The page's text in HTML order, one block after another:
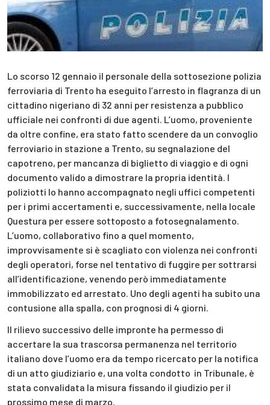
Lo scorso 12 gennaio il personale della sottosezione polizia
ferroviaria di Trento ha eseguito l’arresto in flagranza di un
cittadino nigeriano di 32 anni per resistenza a pubblico
ufficiale nei confronti di due agenti. L’uomo, proveniente
da oltre confine, era stato fatto scendere da un convoglio
ferroviario in stazione a Trento, su segnalazione del
capotreno, per mancanza di biglietto di viaggio e di ogni
documento valido a dimostrare la propria identità. I
poliziotti lo hanno accompagnato negli uffici competenti
per i primi accertamenti e, successivamente, nella locale
Questura per essere sottoposto a fotosegnalamento.
L’uomo, collaborativo fino a quel momento,
improvvisamente si è scagliato con violenza nei confronti
degli operatori, forse nel tentativo di fuggire per sottrarsi
all’identificazione, venendo però immediatamente
immobilizzato ed arrestato. Uno degli agenti ha subito una
contusione alla spalla, con prognosi di 4 giorni.
Il rilievo successivo delle impronte ha permesso di
accertare la sua trascorsa permanenza nel territorio
italiano dove l’uomo era da tempo ricercato per la notifica
di un atto giudiziario e, una volta condotto in Tribunale, è
stata convalidata la misura fissando il giudizio per il
prossimo mese di marzo.